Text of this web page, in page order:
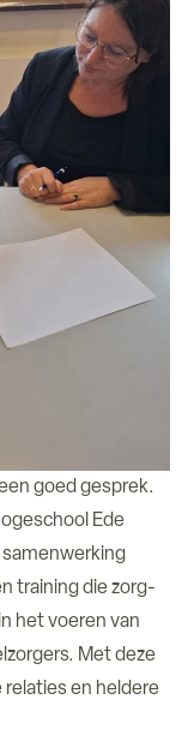
goed gesprek.
Ede
samenwerking
training die zorg-
het voeren van
Met deze
en heldere